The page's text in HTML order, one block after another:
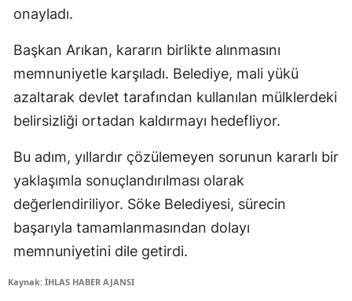
onayladı.
Başkan Arıkan, kararın birlikte alınmasını
memnuniyetle karşıladı. Belediye, mali yükü
azaltarak devlet tarafından kullanılan mülklerdeki
belirsizliği ortadan kaldırmayı hedefliyor.
Bu adım, yıllardır çözülemeyen sorunun kararlı bir
yaklaşımla sonuçlandırılması olarak
değerlendiriliyor. Söke Belediyesi, sürecin
başarıyla tamamlanmasından dolayı
memnuniyetini dile getirdi.
Kaynak: İHLAS HABER AJANSI